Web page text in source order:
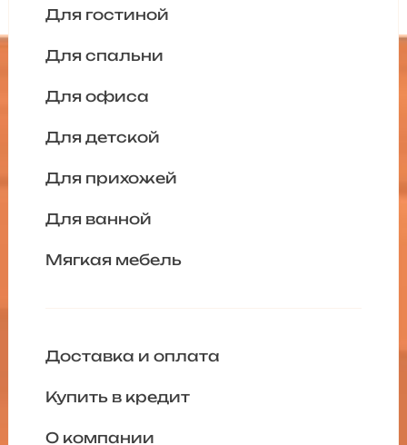
Для гостиной
Для спальни
Для офиса
Для детской
Для прихожей
Для ванной
Мягкая мебель
Доставка и оплата
Купить в кредит
О компании